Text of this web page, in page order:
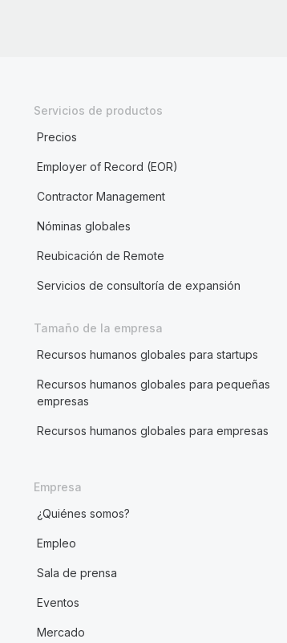
Servicios de productos
Precios
Employer of Record (EOR)
Contractor Management
Nóminas globales
Reubicación de Remote
Servicios de consultoría de expansión
Tamaño de la empresa
Recursos humanos globales para startups
Recursos humanos globales para pequeñas
empresas
Recursos humanos globales para empresas
Empresa
¿Quiénes somos?
Empleo
Sala de prensa
Eventos
Mercado